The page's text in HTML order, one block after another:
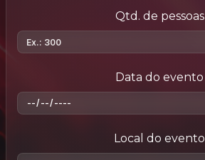
Qtd. de pessoas
Data do evento
Local do evento